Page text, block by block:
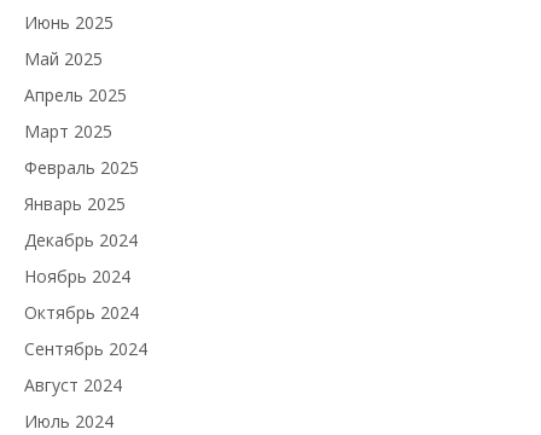
Июнь 2025
Май 2025
Апрель 2025
Март 2025
Февраль 2025
Январь 2025
Декабрь 2024
Ноябрь 2024
Октябрь 2024
Сентябрь 2024
Август 2024
Июль 2024